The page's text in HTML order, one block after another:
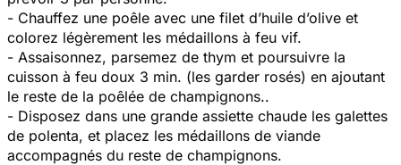
- Chauffez une poêle avec une filet d’huile d’olive et
colorez légèrement les médaillons à feu vif.
- Assaisonnez, parsemez de thym et poursuivre la
cuisson à feu doux 3 min. (les garder rosés) en ajoutant
le reste de la poêlée de champignons..
- Disposez dans une grande assiette chaude les galettes
de polenta, et placez les médaillons de viande
accompagnés du reste de champignons.